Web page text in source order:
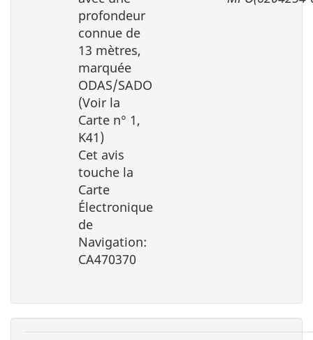
profondeur
connue de
13 mètres,
marquée
ODAS/SADO
(Voir la
Carte n° 1,
K41)
Cet avis
touche la
Carte
Électronique
de
Navigation:
CA470370